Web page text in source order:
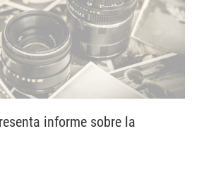
informe sobre la